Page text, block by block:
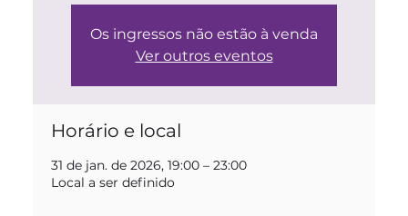
Os ingressos não estão à venda
Ver outros eventos
Horário e local
31 de jan. de 2026, 19:00 – 23:00
Local a ser definido